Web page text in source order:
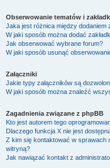
Obserwowanie tematów i
Jaka jest różnica między dodaniem
W jaki sposób można dodać
Jak obserwować wybrane forum?
W jaki sposób usunąć
Załączniki
Jakie typy załączników są
W jaki sposób można znaleźć
Zagadnienia związane z phpBB
Kto jest autorem tego
Dlaczego funkcja X nie jest
Z kim się kontaktować w sprawach
witryną?
Jak nawiązać kontakt z